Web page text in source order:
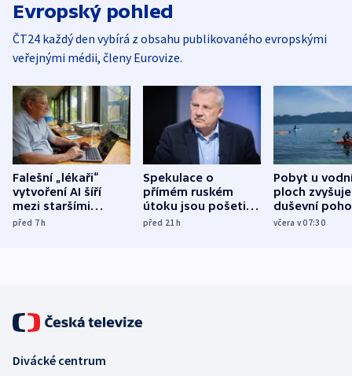
Evropský pohled
ČT24 každý den vybírá z obsahu publikovaného evropskými
veřejnými médii, členy Eurovize.
Falešní „lékaři“
vytvoření AI šíří
mezi staršími
Poláky nebezpečné
před 7h
Spekulace o
přímém ruském
útoku jsou pošetilé,
míní estonský
před 21h
Pobyt u
ploch zvyšuje
duševní
ukázala
včera v 07:30
Divácké centrum